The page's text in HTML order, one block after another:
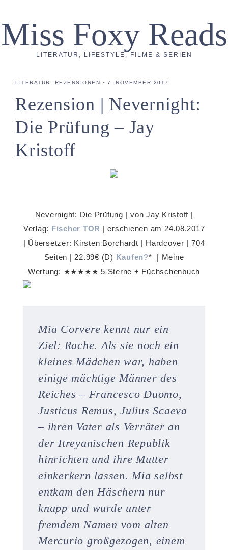
Miss Foxy Reads
LITERATUR, LIFESTYLE, FILME & SERIEN
LITERATUR REZENSIONEN · 7. NOVEMBER 2017
Rezension | Nevernight:
Die Prüfung – Jay
Kristoff
Nevernight: Die Prüfung | von Jay Kristoff |
Verlag: Fischer TOR | erschienen am 24.08.2017
| Übersetzer: Kirsten Borchardt | Hardcover | 704
Seiten | 22.99€ (D) Kaufen?* | Meine
Wertung: ★★★★★ 5 Sterne + Füchschenbuch
Mia Corvere kennt nur ein
Ziel: Rache. Als sie noch ein
kleines Mädchen war, haben
einige mächtige Männer des
Reiches – Francesco Duomo,
Justicus Remus, Julius Scaeva
– ihren Vater als Verräter an
der Itreyanischen Republik
hinrichten und ihre Mutter
einkerkern lassen. Mia selbst
entkam den Häschern nur
knapp und wurde unter
fremdem Namen vom alten
Mercurio großgezogen, einem